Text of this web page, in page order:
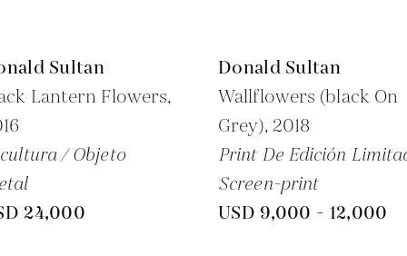
Sultan
Lantern Flowers,
/ Objeto
24,000
Donald Sultan
Wallflowers (black On
Grey), 2018
Print De Edición
Screen-print
USD 9,000 - 12,000